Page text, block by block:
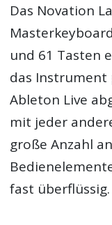
Das Novation
und 61 Tasten
das Instrument
Ableton Live
mit jeder
große Anzahl
fast überflüssig.